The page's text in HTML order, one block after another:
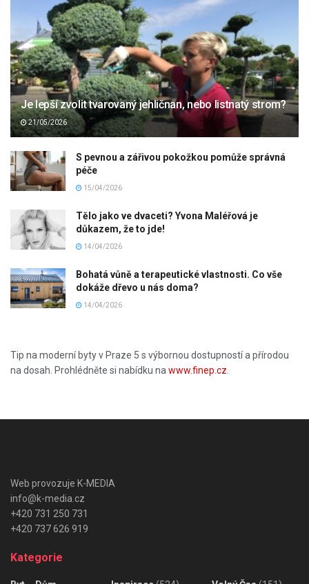
Je lepší zvolit tvarovaný jehličnan, nebo listnatý strom?
21/05/2026
S pevnou a zářivou pokožkou pomůže správná
péče
15/04/2026
Tělo jako ve dvaceti? Yvona Maléřová je
důkazem, že to jde!
14/04/2026
Bohatá vůně a terapeutické vlastnosti. Co vše
dokáže dřevo u nás doma?
14/04/2026
Tip na moderní byty v Praze 5 s výbornou dostupností a přírodou
na dosah. Prohlédněte si nabídku nawww.finep.cz.
Web provozuje K-MEDIA
info@k-media.cz
+420 731 250 731
+420 737 626 919
Kategorie